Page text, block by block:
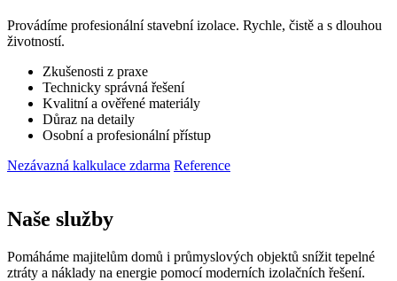
Provádíme profesionální stavební izolace. Rychle, čistě a s dlouhou
životností.
Zkušenosti z praxe
Technicky správná řešení
Kvalitní a ověřené materiály
Důraz na detaily
Osobní a profesionální přístup
Nezávazná kalkulace zdarma Reference
Naše služby
Pomáháme majitelům domů i průmyslových objektů snížit tepelné
ztráty a náklady na energie pomocí moderních izolačních řešení.